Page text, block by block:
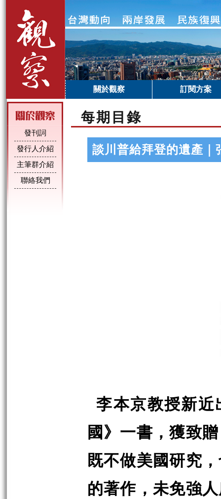
關於觀察 訂閱方案
發刊詞
發行人介紹
主筆群介紹
聯絡我們
每期目錄
談川普給拜登的遺產｜
李本京教授新
國》一書，獲致
既不做美國研究
的著作，未免強